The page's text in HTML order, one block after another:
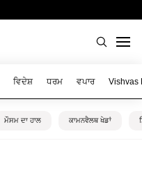
ਵਿਦੇਸ਼ ਧਰਮ ਵਪਾਰ Vishvas
ਮੌਸਮ ਦਾ ਹਾਲ ਕਾਮਨਵੈਲਥ ਖੇਡਾਂ